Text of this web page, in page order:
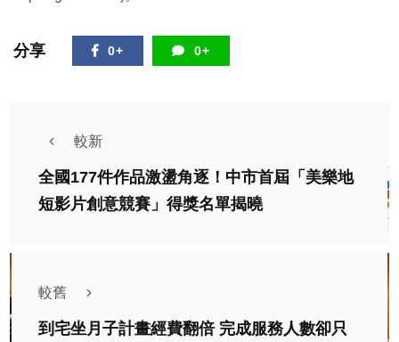
分享 0+ 0+
較新
全國177件作品激盪角逐！中市首屆「美樂地
短影片創意競賽」得獎名單揭曉
較舊
到宅坐月子計畫經費翻倍 完成服務人數卻只